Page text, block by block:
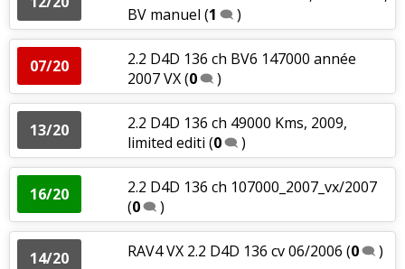
BV manuel (1 )
07/20
2.2 D4D 136 ch BV6 147000 année
2007 VX(0 )
13/20
2.2 D4D 136 ch 49000 Kms, 2009,
limited editi (0 )
16/20
2.2 D4D 136 ch 107000_2007_vx/2007
(0 )
14/20 RAV4 VX 2.2 D4D 136 cv 06/2006 (0 )